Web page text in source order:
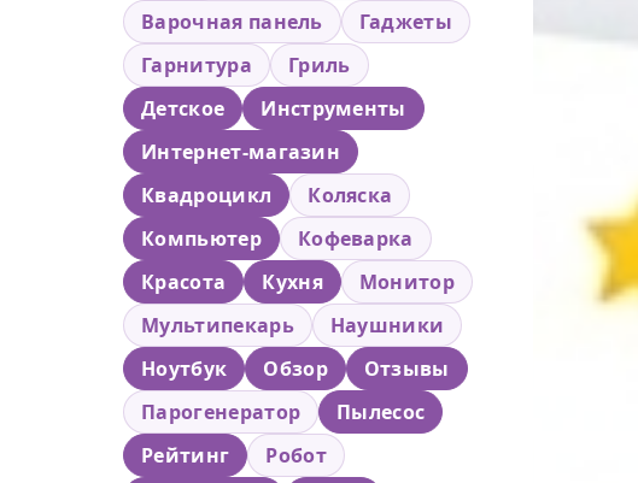
Варочная панель
Гаджеты
Гарнитура
Гриль
Детское
Инструменты
Интернет-магазин
Квадроцикл
Коляска
Компьютер
Кофеварка
Красота
Кухня
Монитор
Мультипекарь
Наушники
Ноутбук
Обзор
Отзывы
Парогенератор
Пылесос
Рейтинг
Робот